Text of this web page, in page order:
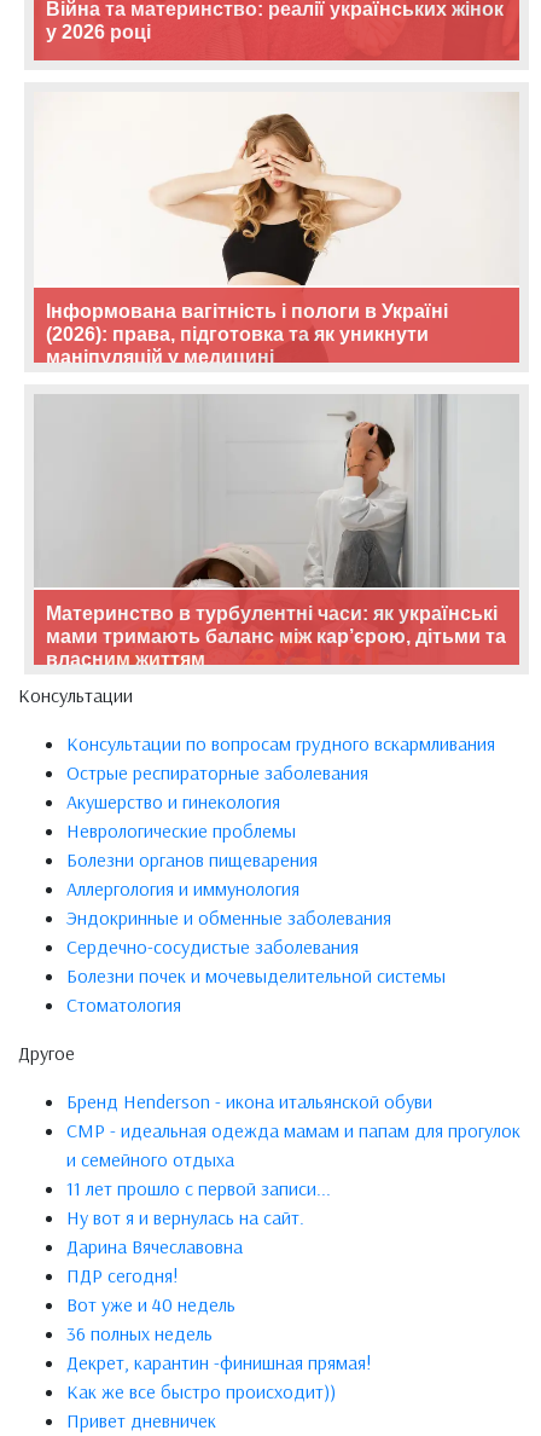
Війна та материнство: реалії українських жінок
у 2026 році
Інформована вагітність і пологи в Україні
(2026): права, підготовка та як уникнути
маніпуляцій у медицині
Материнство в турбулентні часи: як українські
мами тримають баланс між кар’єрою, дітьми та
власним життям
Консультации
Консультации по вопросам грудного вскармливания
Острые респираторные заболевания
Акушерство и гинекология
Неврологические проблемы
Болезни органов пищеварения
Аллергология и иммунология
Эндокринные и обменные заболевания
Сердечно-сосудистые заболевания
Болезни почек и мочевыделительной системы
Стоматология
Другое
Бренд Henderson - икона итальянской обуви
CMP - идеальная одежда мамам и папам для прогулок
и семейного отдыха
11 лет прошло с первой записи...
Ну вот я и вернулась на сайт.
Дарина Вячеславовна
ПДР сегодня!
Вот уже и 40 недель
36 полных недель
Декрет, карантин -финишная прямая!
Как же все быстро происходит))
Привет дневничек